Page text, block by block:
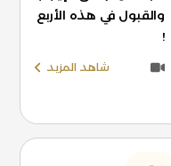
والقبول في هذه الأربع
!
شاهد المزيد